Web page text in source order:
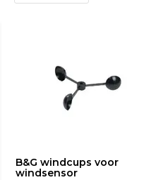
B&G windcups voor
windsensor